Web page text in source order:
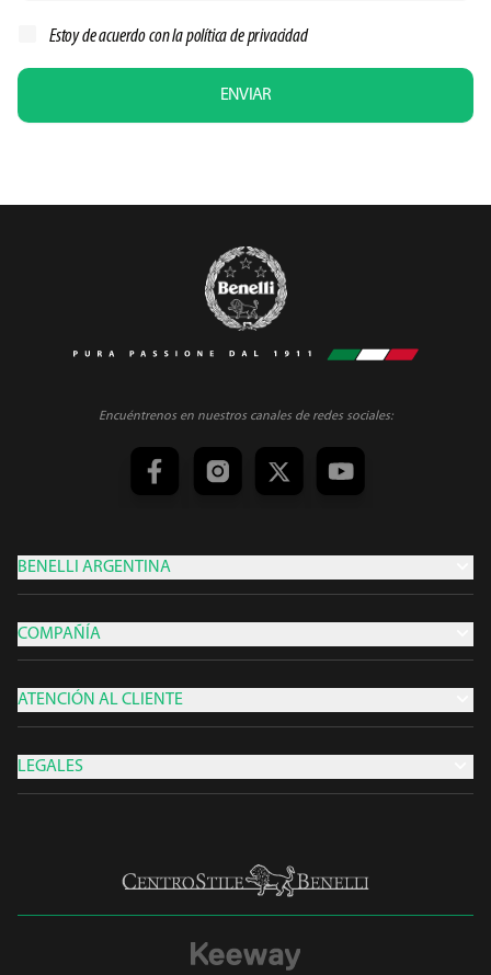
Estoy de acuerdo con lapolítica de privacidad
ENVIAR
Encuéntrenos en nuestros canales de redes sociales:
BENELLI ARGENTINA
COMPAÑÍA
ATENCIÓN AL CLIENTE
LEGALES